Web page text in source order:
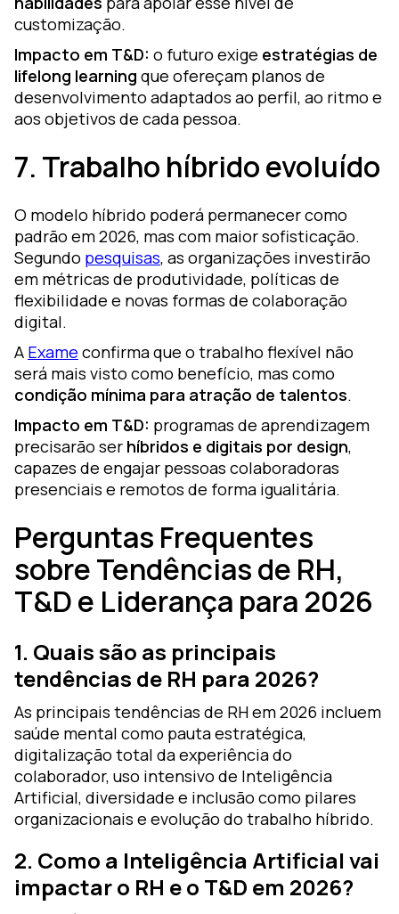
customização.
Impacto em T&D: o futuro exige estratégias de
lifelong learning que ofereçam planos de
desenvolvimento adaptados ao perfil, ao ritmo e
aos objetivos de cada pessoa.
7. Trabalho híbrido evoluído
O modelo híbrido poderá permanecer como
padrão em 2026, mas com maior sofisticação.
Segundo pesquisas, as organizações investirão
em métricas de produtividade, políticas de
flexibilidade e novas formas de colaboração
digital.
A Exame confirma que o trabalho flexível não
será mais visto como benefício, mas como
condição mínima para atração de talentos.
Impacto em T&D: programas de aprendizagem
precisarão ser híbridos e digitais por design,
capazes de engajar pessoas colaboradoras
presenciais e remotos de forma igualitária.
Perguntas Frequentes
sobre Tendências de RH,
T&D e Liderança para 2026
1. Quais são as principais
tendências de RH para 2026?
As principais tendências de RH em 2026 incluem
saúde mental como pauta estratégica,
digitalização total da experiência do
colaborador, uso intensivo de Inteligência
Artificial, diversidade e inclusão como pilares
organizacionais e evolução do trabalho híbrido.
2. Como a Inteligência Artificial vai
impactar o RH e o T&D em 2026?